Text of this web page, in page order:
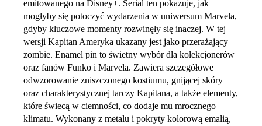
emitowanego na Disney+. Serial ten pokazuje, jak
mogłyby się potoczyć wydarzenia w uniwersum Marvela,
gdyby kluczowe momenty rozwinęły się inaczej. W tej
wersji Kapitan Ameryka ukazany jest jako przerażający
zombie. Enamel pin to świetny wybór dla kolekcjonerów
oraz fanów Funko i Marvela. Zawiera szczegółowe
odwzorowanie zniszczonego kostiumu, gnijącej skóry
oraz charakterystycznej tarczy Kapitana, a także elementy,
które świecą w ciemności, co dodaje mu mrocznego
klimatu. Wykonany z metalu i pokryty kolorową emalią,